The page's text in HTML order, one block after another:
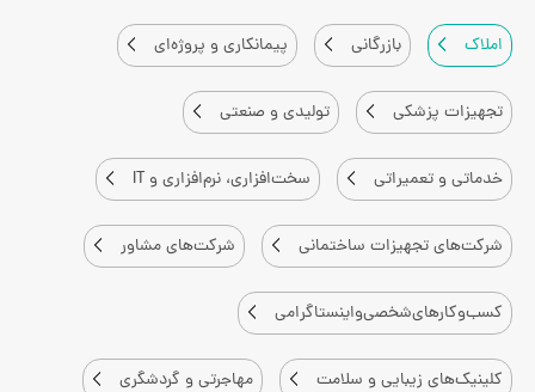
املاک بازرگانی پیمانکاری و پروژه‌ای
تجهیزات پزشکی تولیدی و صنعتی
خدماتی و تعمیراتی سخت‌افزاری، نرم‌افزاری و IT
شرکت‌های تجهیزات ساختمانی شرکت‌های مشاور
کسب‌وکارهای‌شخصی‌واینستاگرامی
کلینیک‌های زیبایی و سلامت مهاجرتی و گردشگری